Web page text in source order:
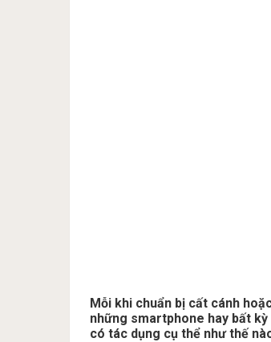
Mỗi khi chuẩn bị cất cánh
những smartphone hay bất
có tác dụng cụ thể như thế